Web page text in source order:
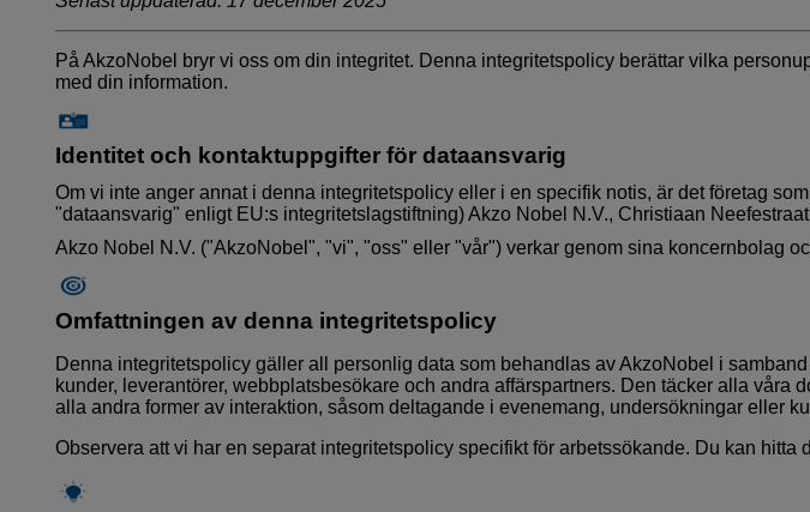
På AkzoNobel bryr vi oss om din integritet. Denna integritetspolicy berättar vilka
med din information.
Identitet och kontaktuppgifter för dataansvarig
Om vi inte anger annat i denna integritetspolicy eller i en specifik notis, är det företag
"dataansvarig" enligt EU:s integritetslagstiftning) Akzo Nobel N.V., Christiaan
Akzo Nobel N.V. ("AkzoNobel", "vi", "oss" eller "vår") verkar genom sina koncernbolag
Omfattningen av denna integritetspolicy
Denna integritetspolicy gäller all personlig data som behandlas av AkzoNobel i
kunder, leverantörer, webbplatsbesökare och andra affärspartners. Den täcker alla
alla andra former av interaktion, såsom deltagande i evenemang, undersökningar eller
Observera att vi har en separat integritetspolicy specifikt för arbetssökande. Du kan hitta